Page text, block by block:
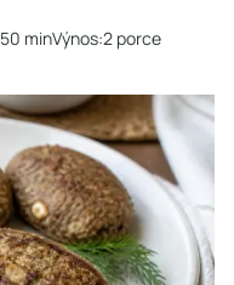
50 minVýnos:2 porce